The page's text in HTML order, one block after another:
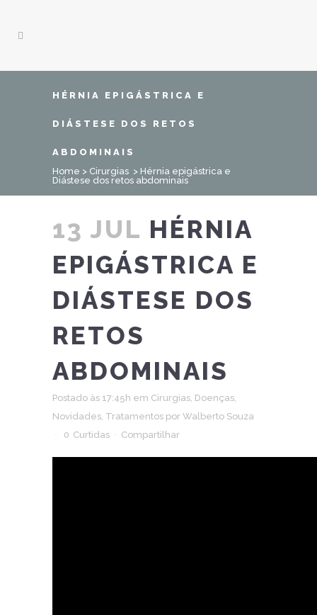
HÉRNIA EPIGÁSTRICA E
DIÁSTESE DOS RETOS
ABDOMINAIS
Home > Cirurgias > Hérnia epigástrica e
Diástese dos retos abdominais
13 JUL HÉRNIA
EPIGÁSTRICA E
DIÁSTESE DOS
RETOS
ABDOMINAIS
Postado às 17:45h em Cirurgias, Doenças,
Novidades, Tratamentos por Walberto Souza
0 Curtidas Compartilhar